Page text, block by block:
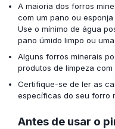
A maioria dos forros
com um pano ou
Use o mínimo de água
pano úmido limpo ou
Alguns forros minerais
produtos de limpeza com
Certifique-se de ler as
específicas do seu forro
Antes de usar o